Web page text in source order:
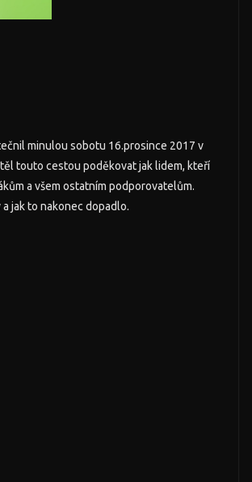
minulou sobotu 16.prosince 2017 v
touto cestou poděkovat jak lidem, kteří
a všem ostatním podporovatelům.
jak to nakonec dopadlo.